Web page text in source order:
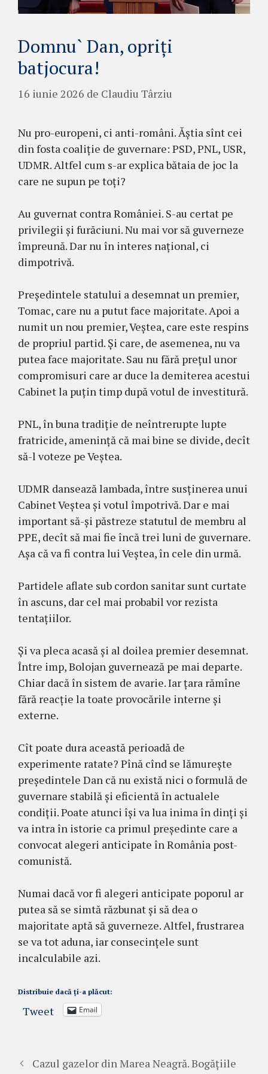
Domnu` Dan, opriți
batjocura!
16 iunie 2026 de Claudiu Târziu
Nu pro-europeni, ci anti-români. Ăștia sînt cei
din fosta coaliție de guvernare: PSD, PNL, USR,
UDMR. Altfel cum s-ar explica bătaia de joc la
care ne supun pe toți?
Au guvernat contra României. S-au certat pe
privilegii și furăciuni. Nu mai vor să guverneze
împreună. Dar nu în interes național, ci
dimpotrivă.
Președintele statului a desemnat un premier,
Tomac, care nu a putut face majoritate. Apoi a
numit un nou premier, Veștea, care este respins
de propriul partid. Și care, de asemenea, nu va
putea face majoritate. Sau nu fără prețul unor
compromisuri care ar duce la demiterea acestui
Cabinet la puțin timp după votul de investitură.
PNL, în buna tradiție de neîntrerupte lupte
fratricide, amenință că mai bine se divide, decît
să-l voteze pe Veștea.
UDMR dansează lambada, între susținerea unui
Cabinet Veștea și votul împotrivă. Dar e mai
important să-și păstreze statutul de membru al
PPE, decît să mai fie încă trei luni de guvernare.
Așa că va fi contra lui Veștea, în cele din urmă.
Partidele aflate sub cordon sanitar sunt curtate
în ascuns, dar cel mai probabil vor rezista
tentațiilor.
Și va pleca acasă și al doilea premier desemnat.
Între imp, Bolojan guvernează pe mai departe.
Chiar dacă în sistem de avarie. Iar țara rămîne
fără reacție la toate provocările interne și
externe.
Cît poate dura această perioadă de
experimente ratate? Pînă cînd se lămurește
președintele Dan că nu există nici o formulă de
guvernare stabilă și eficientă în actualele
condiții. Poate atunci își va lua inima în dinți și
va intra în istorie ca primul președinte care a
convocat alegeri anticipate în România post-
comunistă.
Numai dacă vor fi alegeri anticipate poporul ar
putea să se simtă răzbunat și să dea o
majoritate aptă să guverneze. Altfel, frustrarea
se va tot aduna, iar consecințele sunt
incalculabile azi.
Distribuie dacă ți-a plăcut:
Tweet Email
Cazul gazelor din Marea Neagră. Bogățiile